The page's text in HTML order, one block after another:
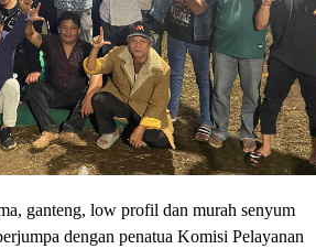
ganteng, low profil dan murah senyum
dengan penatua Komisi Pelayanan